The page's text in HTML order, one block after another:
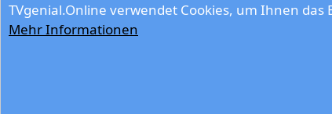
TVgenial.Online verwendet Cookies, um Ihnen
Mehr Informationen